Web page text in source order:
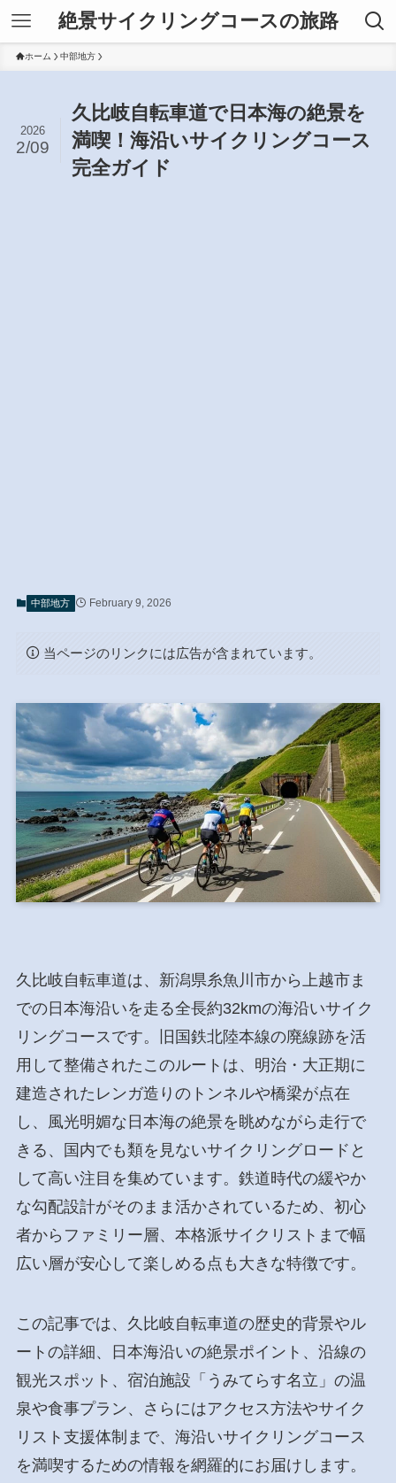
絶景サイクリングコースの旅路
ホーム 中部地方
久比岐自転車道で日本海の絶景を
満喫！海沿いサイクリングコース
完全ガイド
2026
2/09
中部地方 February 9, 2026
当ページのリンクには広告が含まれています。
久比岐自転車道は、新潟県糸魚川市から上越市ま
での日本海沿いを走る全長約32kmの海沿いサイク
リングコースです。旧国鉄北陸本線の廃線跡を活
用して整備されたこのルートは、明治・大正期に
建造されたレンガ造りのトンネルや橋梁が点在
し、風光明媚な日本海の絶景を眺めながら走行で
きる、国内でも類を見ないサイクリングロードと
して高い注目を集めています。鉄道時代の緩やか
な勾配設計がそのまま活かされているため、初心
者からファミリー層、本格派サイクリストまで幅
広い層が安心して楽しめる点も大きな特徴です。
この記事では、久比岐自転車道の歴史的背景やル
ートの詳細、日本海沿いの絶景ポイント、沿線の
観光スポット、宿泊施設「うみてらす名立」の温
泉や食事プラン、さらにはアクセス方法やサイク
リスト支援体制まで、海沿いサイクリングコース
を満喫するための情報を網羅的にお届けします。